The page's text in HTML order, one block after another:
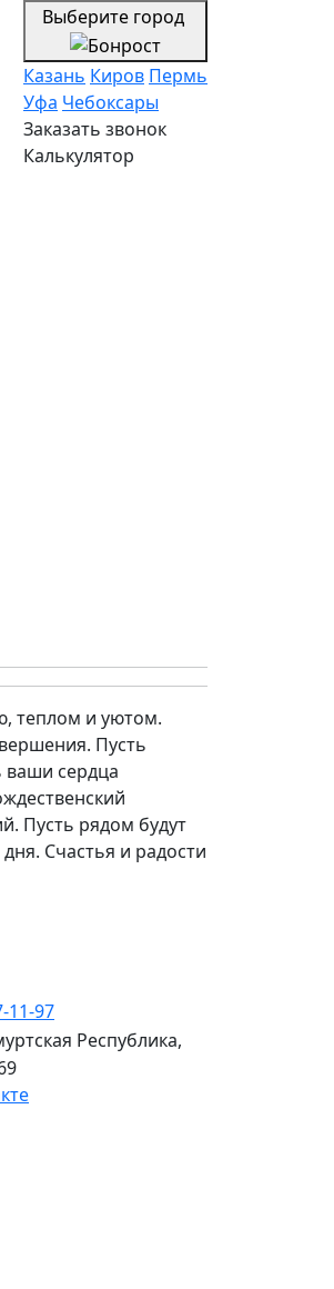
Выберите город
Казань Киров Пермь
Уфа Чебоксары
Заказать звонок
Калькулятор
теплом и уютом.
Пусть
ваши сердца
Пусть рядом будут
Счастья и радости
11-97
Республика,